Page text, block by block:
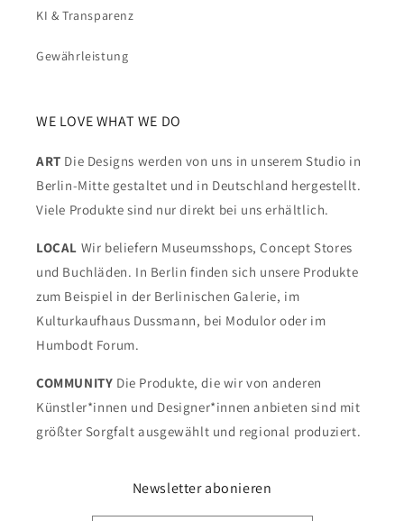
KI & Transparenz
Gewährleistung
WE LOVE WHAT WE DO
ART Die Designs werden von uns in unserem Studio in
Berlin-Mitte gestaltet und in Deutschland hergestellt.
Viele Produkte sind nur direkt bei uns erhältlich.
LOCAL Wir beliefern Museumsshops, Concept Stores
und Buchläden. In Berlin finden sich unsere Produkte
zum Beispiel in der Berlinischen Galerie, im
Kulturkaufhaus Dussmann, bei Modulor oder im
Humbodt Forum.
COMMUNITY Die Produkte, die wir von anderen
Künstler*innen und Designer*innen anbieten sind mit
größter Sorgfalt ausgewählt und regional produziert.
Newsletter abonieren